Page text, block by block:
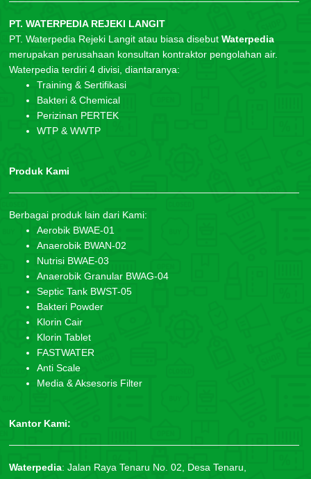
PT. WATERPEDIA REJEKI LANGIT
PT. Waterpedia Rejeki Langit atau biasa disebut Waterpedia
merupakan perusahaan konsultan kontraktor pengolahan air.
Waterpedia terdiri 4 divisi, diantaranya:
Training & Sertifikasi
Bakteri & Chemical
Perizinan PERTEK
WTP & WWTP
Produk Kami
Berbagai produk lain dari Kami:
Aerobik BWAE-01
Anaerobik BWAN-02
Nutrisi BWAE-03
Anaerobik Granular BWAG-04
Septic Tank BWST-05
Bakteri Powder
Klorin Cair
Klorin Tablet
FASTWATER
Anti Scale
Media & Aksesoris Filter
Kantor Kami:
Waterpedia: Jalan Raya Tenaru No. 02, Desa Tenaru,